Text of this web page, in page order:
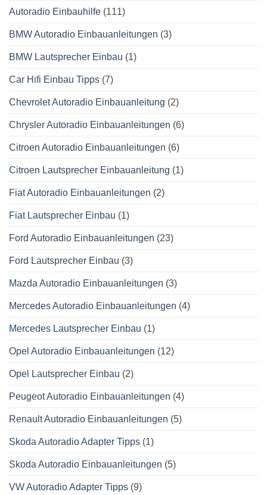
Autoradio Einbauhilfe (111)
BMW Autoradio Einbauanleitungen (3)
BMW Lautsprecher Einbau (1)
Car Hifi Einbau Tipps (7)
Chevrolet Autoradio Einbauanleitung (2)
Chrysler Autoradio Einbauanleitungen (6)
Citroen Autoradio Einbauanleitungen (6)
Citroen Lautsprecher Einbauanleitung (1)
Fiat Autoradio Einbauanleitungen (2)
Fiat Lautsprecher Einbau (1)
Ford Autoradio Einbauanleitungen (23)
Ford Lautsprecher Einbau (3)
Mazda Autoradio Einbauanleitungen (3)
Mercedes Autoradio Einbauanleitungen (4)
Mercedes Lautsprecher Einbau (1)
Opel Autoradio Einbauanleitungen (12)
Opel Lautsprecher Einbau (2)
Peugeot Autoradio Einbauanleitungen (4)
Renault Autoradio Einbauanleitungen (5)
Skoda Autoradio Adapter Tipps (1)
Skoda Autoradio Einbauanleitungen (5)
VW Autoradio Adapter Tipps (9)